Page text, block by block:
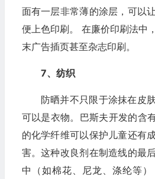
面有一层非常薄的涂层，可以
便上色印刷。 在廉价印刷法中
末广告插页甚至杂志印刷。
7、纺织
防晒并不只限于涂抹在皮
可以是衣物。巴斯夫开发的含
的化学纤维可以保护儿童还有
害。这种改良剂在制造线的最
中（如棉花、尼龙、涤纶等